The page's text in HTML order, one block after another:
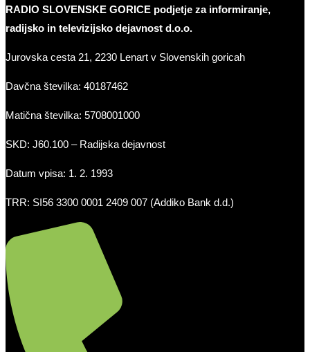
RADIO SLOVENSKE GORICE podjetje za informiranje,
radijsko in televizijsko dejavnost d.o.o.
Jurovska cesta 21, 2230 Lenart v Slovenskih goricah
Davčna številka: 40187462
Matična številka: 5708001000
SKD: J60.100 – Radijska dejavnost
Datum vpisa: 1. 2. 1993
TRR: SI56 3300 0001 2409 007 (Addiko Bank d.d.)